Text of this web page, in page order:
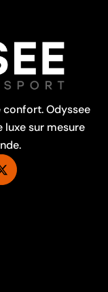
confort. Odyssee
sur mesure